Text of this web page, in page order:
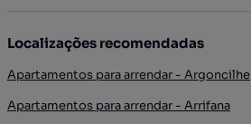
Localizações recomendadas
Apartamentos para arrendar - Argoncilhe
Apartamentos para arrendar - Arrifana